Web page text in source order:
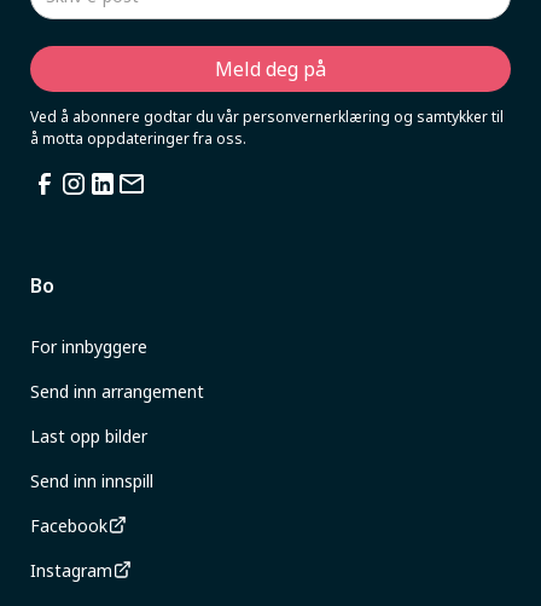
Ved å abonnere godtar du vår personvernerklæring og samtykker til
å motta oppdateringer fra oss.
Bo
For innbyggere
Send inn arrangement
Last opp bilder
Send inn innspill
Facebook
Instagram